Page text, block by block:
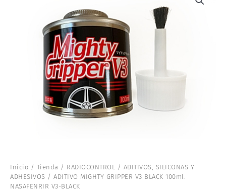
Inicio / Tienda / RADIOCONTROL / ADITIVOS, SILICONAS Y
ADHESIVOS / ADITIVO MIGHTY GRIPPER V3 BLACK 100ml.
NASAFENRIR V3-BLACK